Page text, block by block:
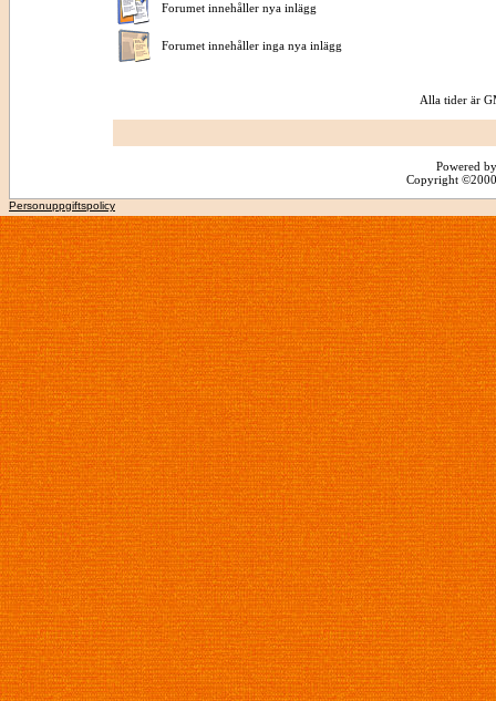
Forumet innehåller nya inlägg
Forumet innehåller inga nya inlägg
Alla tider är
Powered
Copyright
Personuppgiftspolicy